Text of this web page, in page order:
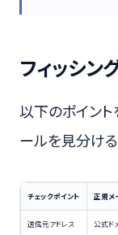
フィッシン
以下のポイント
ールを見分ける
チェックポイント 正規メ
送信元アドレス 公式ド